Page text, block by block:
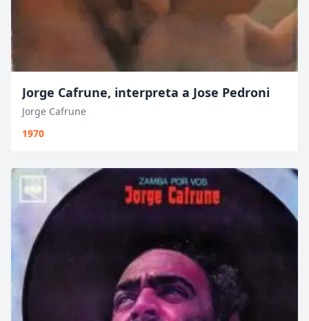
Jorge Cafrune, interpreta a Jose Pedroni
Jorge Cafrune
1970